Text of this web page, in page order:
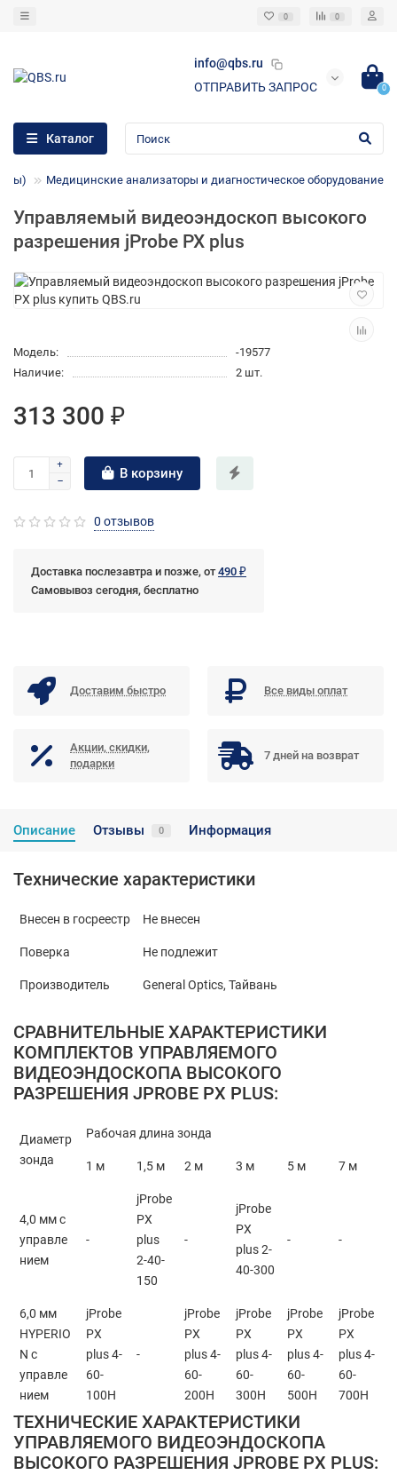
0 0
info@qbs.ru
ОТПРАВИТЬ ЗАПРОС
0
Каталог
Медицинские анализаторы и диагностическое оборудование
Управляемый видеоэндоскоп высокого
разрешения jProbe PX plus
Модель:
-19577
Наличие:
2 шт.
313 300 ₽
В корзину
0 отзывов
Доставка послезавтра и позже, от490 ₽
Самовывоз сегодня, бесплатно
Доставим быстро Все виды оплат
Акции, скидки,
подарки
7 дней на возврат
Описание Отзывы 0 Информация
Технические характеристики
Внесен в госреестр Не внесен
Поверка Не подлежит
Производитель General Optics, Тайвань
СРАВНИТЕЛЬНЫЕ ХАРАКТЕРИСТИКИ
КОМПЛЕКТОВ УПРАВЛЯЕМОГО
ВИДЕОЭНДОСКОПА ВЫСОКОГО
РАЗРЕШЕНИЯ JPROBE PX PLUS:
Диаметр
зонда
Рабочая длина зонда
1 м 1,5 м 2 м 3 м 5 м 7 м
4,0 мм с
управле
нием
-
jProbe
PX
plus
2-40-
150
-
jProbe
PX
plus 2-
40-300
- -
6,0 мм
HYPERIO
N с
управле
нием
jProbe
PX
plus 4-
60-
100H
-
jProbe
PX
plus 4-
60-
200H
jProbe
PX
plus 4-
60-
300H
jProbe
PX
plus 4-
60-
500H
jProbe
PX
plus 4-
60-
700H
ТЕХНИЧЕСКИЕ ХАРАКТЕРИСТИКИ
УПРАВЛЯЕМОГО ВИДЕОЭНДОСКОПА
ВЫСОКОГО РАЗРЕШЕНИЯ JPROBE PX PLUS: